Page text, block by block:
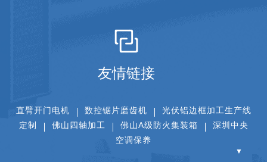
友情链接
直臂开门电机 数控锯片磨齿机
光伏铝边框加工生产线
定制
佛山四轴加工 佛山A级防火集装箱
深圳中央
空调保养
▼